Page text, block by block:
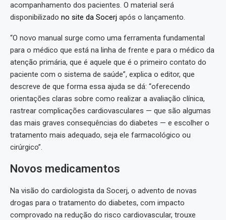
acompanhamento dos pacientes. O material será
disponibilizado no site da Socerj após o lançamento.
“O novo manual surge como uma ferramenta fundamental
para o médico que está na linha de frente e para o médico da
atenção primária, que é aquele que é o primeiro contato do
paciente com o sistema de saúde”, explica o editor, que
descreve de que forma essa ajuda se dá: “oferecendo
orientações claras sobre como realizar a avaliação clínica,
rastrear complicações cardiovasculares — que são algumas
das mais graves consequências do diabetes — e escolher o
tratamento mais adequado, seja ele farmacológico ou
cirúrgico”.
Novos medicamentos
Na visão do cardiologista da Socerj, o advento de novas
drogas para o tratamento do diabetes, com impacto
comprovado na redução do risco cardiovascular, trouxe